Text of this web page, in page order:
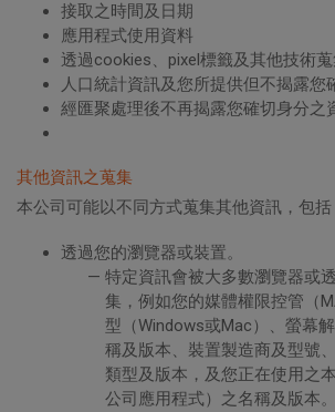
接取之時間及日期
應用程式使用資料
透過cookies、pixel標籤及其他技術
人口統計資訊及您所提供但不揭露您
經匯聚處理後不再揭露您確切身分之
其他資訊之蒐集
本公司可能以不同方式蒐集其他資訊，包括
透過您的瀏覽器或裝置。
特定資訊會被大多數瀏覽器或
集，例如您的媒體權限控管（
型（Windows或Mac）、螢幕
稱及版本、裝置製造商及型號
類型及版本，及您正在使用之
公司應用程式）之名稱及版本